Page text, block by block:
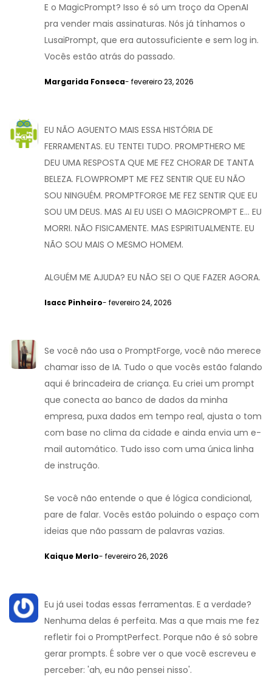
E o MagicPrompt? Isso é só um troço da OpenAI
pra vender mais assinaturas. Nós já tínhamos o
LusaiPrompt, que era autossuficiente e sem log in.
Vocês estão atrás do passado.
Margarida Fonseca- fevereiro 23, 2026
EU NÃO AGUENTO MAIS ESSA HISTÓRIA DE
FERRAMENTAS. EU TENTEI TUDO. PROMPTHERO ME
DEU UMA RESPOSTA QUE ME FEZ CHORAR DE TANTA
BELEZA. FLOWPROMPT ME FEZ SENTIR QUE EU NÃO
SOU NINGUÉM. PROMPTFORGE ME FEZ SENTIR QUE EU
SOU UM DEUS. MAS AI EU USEI O MAGICPROMPT E... EU
MORRI. NÃO FISICAMENTE. MAS ESPIRITUALMENTE. EU
NÃO SOU MAIS O MESMO HOMEM.
ALGUÉM ME AJUDA? EU NÃO SEI O QUE FAZER AGORA.
Isacc Pinheiro- fevereiro 24, 2026
Se você não usa o PromptForge, você não merece
chamar isso de IA. Tudo o que vocês estão falando
aqui é brincadeira de criança. Eu criei um prompt
que conecta ao banco de dados da minha
empresa, puxa dados em tempo real, ajusta o tom
com base no clima da cidade e ainda envia um e-
mail automático. Tudo isso com uma única linha
de instrução.
Se você não entende o que é lógica condicional,
pare de falar. Vocês estão poluindo o espaço com
ideias que não passam de palavras vazias.
Kaique Merlo- fevereiro 26, 2026
Eu já usei todas essas ferramentas. E a verdade?
Nenhuma delas é perfeita. Mas a que mais me fez
refletir foi o PromptPerfect. Porque não é só sobre
gerar prompts. É sobre ver o que você escreveu e
perceber: 'ah, eu não pensei nisso'.